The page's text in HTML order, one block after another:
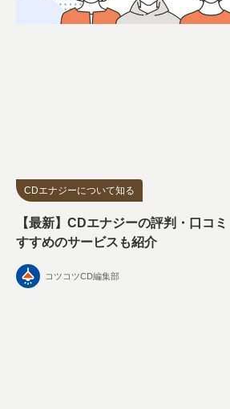
CDエナジーについて知る
【最新】CDエナジーの評判・口コ
すすめのサービスも紹介
コツコツCD編集部